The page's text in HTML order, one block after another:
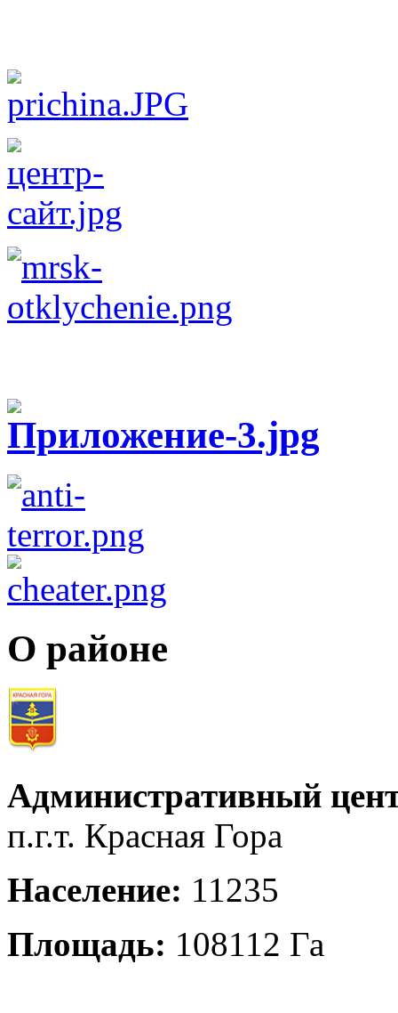
О районе
Административный
п.г.т. Красная Гора
Население: 11235
Площадь: 108112 Га